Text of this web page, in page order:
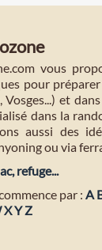
vous
pour
Vosges...) et
dans la
aussi des
ou via
refuge...
par : A
XYZ